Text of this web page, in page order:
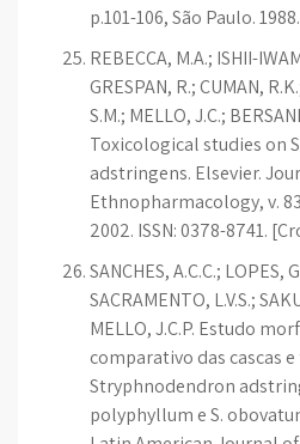
p.101-106, São Paulo.
REBECCA, M.A.; ISHII-
GRESPAN, R.; CUMAN,
S.M.; MELLO, J.C.;
Toxicological studies on
adstringens. Elsevier.
Ethnopharmacology, v.
2002. ISSN: 0378-8741.
SANCHES, A.C.C.; LOPES,
SACRAMENTO, L.V.S.;
MELLO, J.C.P. Estudo
comparativo das cascas
Stryphnodendron
polyphyllum e S.